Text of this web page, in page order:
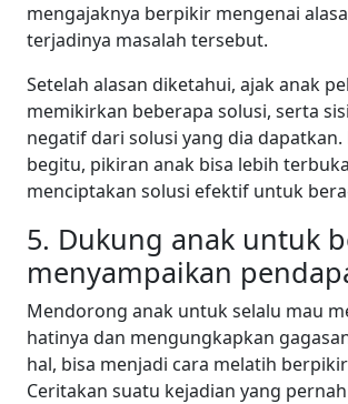
mengajaknya berpikir mengenai
terjadinya masalah tersebut.
Setelah alasan diketahui, ajak anak
memikirkan beberapa solusi, serta
negatif dari solusi yang dia dapatkan.
begitu, pikiran anak bisa lebih
menciptakan solusi efektif untuk
5. Dukung anak untuk
menyampaikan
Mendorong anak untuk selalu mau
hatinya dan mengungkapkan
hal, bisa menjadi cara melatih
Ceritakan suatu kejadian yang